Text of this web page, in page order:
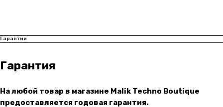
Гарантии
Гарантия
На любой товар в магазине Malik Techno Boutique
предоставляется годовая гарантия.
+7 (965) 666-66-89(WhatsАpp)
Пн-Пт: 10:00 — 21:00
Сб-Вс: 10:00 — 20:00